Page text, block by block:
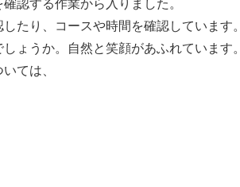
認する作業から入りました。
たり、コースや時間を確認しています。
ょうか。自然と笑顔があふれています。
ては、